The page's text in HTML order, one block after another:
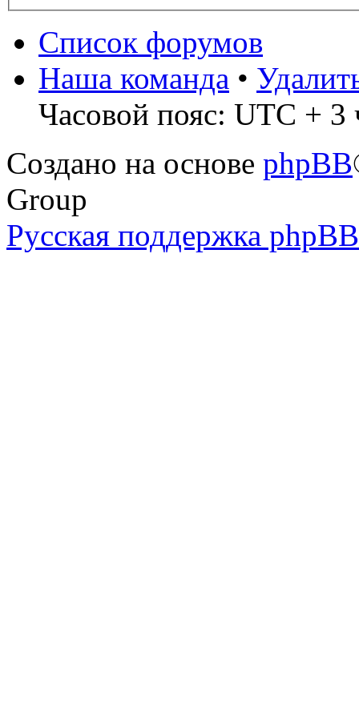
Список форумов
Наша команда •
Часовой пояс: UTC + 3
Создано на основе phpBB
Group
Русская поддержка phpBB